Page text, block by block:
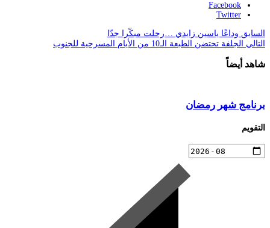
Facebook
Twitter
السابق وداعًا ياسين زايدي …رحلت مبكّرا جدّا
التالي الجلفة تحتضن الطبعة الـ10 من الأيام المسرحية للجنوب
شاهد أيضاً
برنامج شهر رمضان
التقويم